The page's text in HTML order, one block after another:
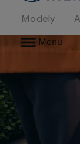
Modely
Menu